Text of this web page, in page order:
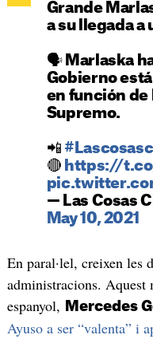
Grande
a su llegada a
🗣 Marlaska
Gobierno
en función de
Supremo.
📲
🔴 https://
— Las Cosas
May 10, 2021
En paral·lel, creixen les
administracions. Aquest
espanyol,
Mercedes
Ayuso a ser “valenta” i